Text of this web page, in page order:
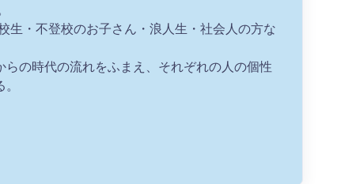
生・不登校のお子さん・浪人生・社会人の方な
の時代の流れをふまえ、それぞれの人の個性